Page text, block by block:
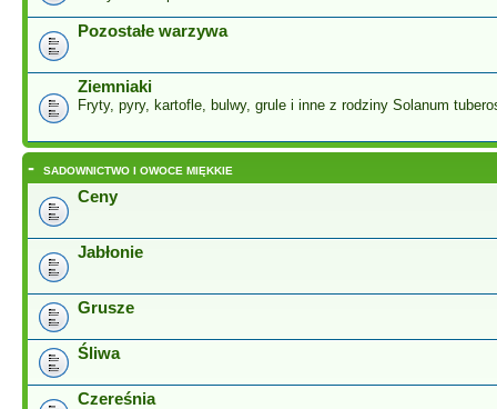
Pozostałe warzywa
Ziemniaki
Fryty, pyry, kartofle, bulwy, grule i inne z rodziny Solanum
- SADOWNICTWO I OWOCE MIĘKKIE
Ceny
Jabłonie
Grusze
Śliwa
Czereśnia